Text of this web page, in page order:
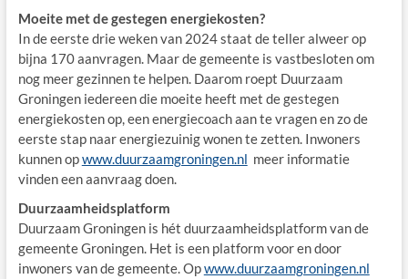
Moeite met de gestegen energiekosten?
In de eerste drie weken van 2024 staat de teller alweer op
bijna 170 aanvragen. Maar de gemeente is vastbesloten om
nog meer gezinnen te helpen. Daarom roept Duurzaam
Groningen iedereen die moeite heeft met de gestegen
energiekosten op, een energiecoach aan te vragen en zo de
eerste stap naar energiezuinig wonen te zetten. Inwoners
kunnen opwww.duurzaamgroningen.nl meer informatie
vinden een aanvraag doen.
Duurzaamheidsplatform
Duurzaam Groningen is hét duurzaamheidsplatform van de
gemeente Groningen. Het is een platform voor en door
inwoners van de gemeente. Opwww.duurzaamgroningen.nl